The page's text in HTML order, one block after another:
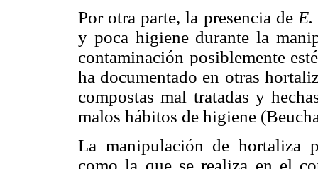
Por otra parte, la presencia de
y poca higiene durante la
contaminación posiblemente
ha documentado en otras
compostas mal tratadas y
malos hábitos de higiene
La manipulación de hortaliza